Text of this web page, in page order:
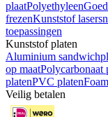
plaatPolyethyleen
frezenKunststof
toepassingen
Kunststof platen
Aluminium
op maatPolycarbonaat
platenPVC platen
Veilig betalen